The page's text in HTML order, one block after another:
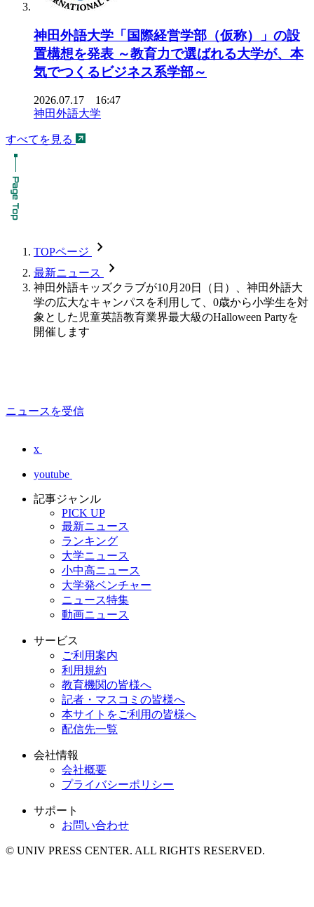
神田外語大学「国際経営学部（仮称）」の設
置構想を発表 ～教育力で選ばれる大学が、本
気でつくるビジネス系学部～
2026.07.17 16:47
神田外語大学
すべてを見る
TOPページ chevron_forward
最新ニュース chevron_forward
神田外語キッズクラブが10月20日（日）、神田外語大
学の広大なキャンパスを利用して、0歳から小学生を対
象とした児童英語教育業界最大級のHalloween Partyを
開催します
ニュースを受信
x
youtube
記事ジャンル
PICK UP
最新ニュース
ランキング
大学ニュース
小中高ニュース
大学発ベンチャー
ニュース特集
動画ニュース
サービス
ご利用案内
利用規約
教育機関の皆様へ
記者・マスコミの皆様へ
本サイトをご利用の皆様へ
配信先一覧
会社情報
会社概要
プライバシーポリシー
サポート
お問い合わせ
© UNIV PRESS CENTER. ALL RIGHTS RESERVED.